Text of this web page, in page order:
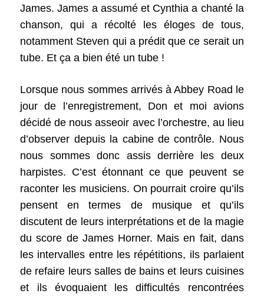
James. James a assumé et Cynthia a chanté la
chanson, qui a récolté les éloges de tous,
notamment Steven qui a prédit que ce serait un
tube. Et ça a bien été un tube !
Lorsque nous sommes arrivés à Abbey Road le
jour de l’enregistrement, Don et moi avions
décidé de nous asseoir avec l’orchestre, au lieu
d’observer depuis la cabine de contrôle. Nous
nous sommes donc assis derrière les deux
harpistes. C’est étonnant ce que peuvent se
raconter les musiciens. On pourrait croire qu’ils
pensent en termes de musique et qu’ils
discutent de leurs interprétations et de la magie
du score de James Horner. Mais en fait, dans
les intervalles entre les répétitions, ils parlaient
de refaire leurs salles de bains et leurs cuisines
et ils évoquaient les difficultés rencontrées